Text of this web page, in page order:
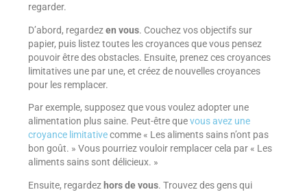
regarder.
D’abord, regardezen vous. Couchez vos objectifs sur
papier, puis listez toutes les croyances que vous pensez
pouvoir être des obstacles. Ensuite, prenez ces croyances
limitatives une par une, et créez de nouvelles croyances
pour les remplacer.
Par exemple, supposez que vous voulez adopter une
alimentation plus saine. Peut-être quevous avez une
croyance limitativecomme « Les aliments sains n’ont pas
bon goût. » Vous pourriez vouloir remplacer cela par « Les
aliments sains sont délicieux. »
Ensuite, regardez hors de vous. Trouvez des gens qui